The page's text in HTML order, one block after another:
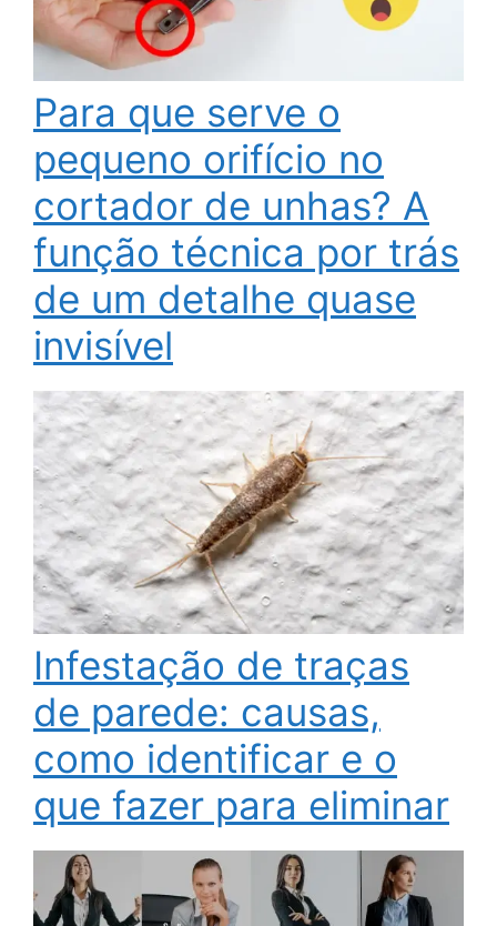
Para que serve o
pequeno orifício no
cortador de unhas? A
função técnica por trás
de um detalhe quase
invisível
Infestação de traças
de parede: causas,
como identificar e o
que fazer para eliminar